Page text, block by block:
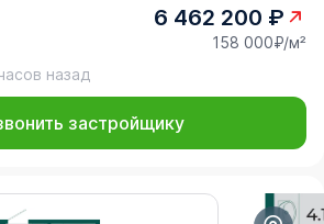
6 462 200 ₽
158 000₽/м²
назад
застройщику